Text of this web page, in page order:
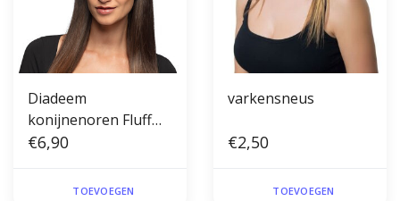
Diadeem
konijnenoren Fluff
zwart
€6,90
TOEVOEGEN
varkensneus
€2,50
TOEVOEGEN